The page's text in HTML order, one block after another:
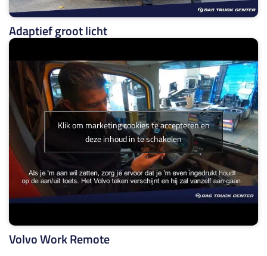
Adaptief groot licht
Klik om marketing cookies te accepteren en
deze inhoud in te schakelen
Volvo Work Remote